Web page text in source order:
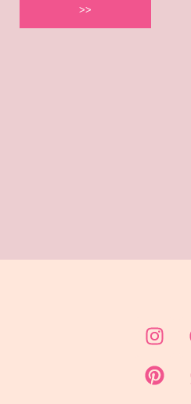
>>